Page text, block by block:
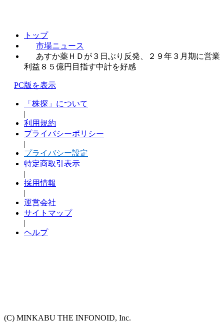
トップ
市場ニュース
あすか薬ＨＤが３日ぶり反発、２９年３月期に営業
利益８５億円目指す中計を好感
PC版を表示
「株探」について
|
利用規約
プライバシーポリシー
|
プライバシー設定
特定商取引表示
|
採用情報
|
運営会社
サイトマップ
|
ヘルプ
(C) MINKABU THE INFONOID, Inc.